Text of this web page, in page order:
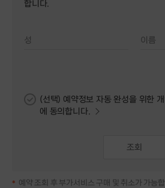
합니다.
성 이름
(선택) 예약정보 자동 완성을 위한
에 동의합니다.
조회
예약 조회 후 부가서비스 구매 및 취소가 가능